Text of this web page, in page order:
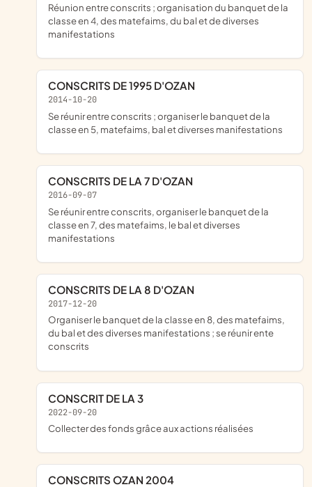
réunion entre conscrits ; organisation du banquet de la
classe en 4, des matefaims, du bal et de diverses
manifestations
CONSCRITS DE 1995 D'OZAN
2014-10-20
se réunir entre conscrits ; organiser le banquet de la
classe en 5, matefaims, bal et diverses manifestations
CONSCRITS DE LA 7 D'OZAN
2016-09-07
se réunir entre conscrits, organiser le banquet de la
classe en 7, des matefaims, le bal et diverses
manifestations
CONSCRITS DE LA 8 D'OZAN
2017-12-20
organiser le banquet de la classe en 8, des matefaims,
du bal et des diverses manifestations ; se réunir ente
conscrits
CONSCRIT DE LA 3
2022-09-20
collecter des fonds grâce aux actions réalisées
CONSCRITS OZAN 2004